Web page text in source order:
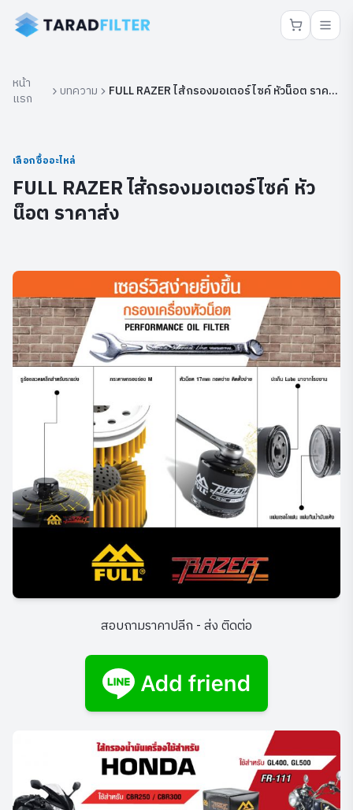
หน้า
แรก
บทความ
FULL RAZER ไส้กรองมอเตอร์ไซค์ หัวน็อต ราคา
เลือกซื้ออะไหล่
FULL RAZER ไส้กรองมอเตอร์ไซค์ หัว
น็อต ราคาส่ง
สอบถามราคาปลีก - ส่ง ติดต่อ